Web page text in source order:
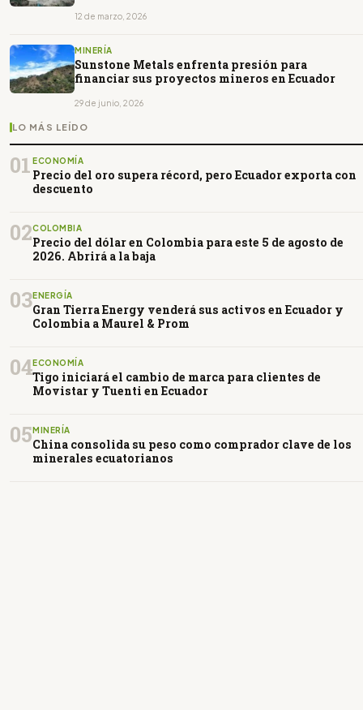
12 de marzo, 2026
MINERÍA
Sunstone Metals enfrenta presión para
financiar sus proyectos mineros en Ecuador
29 de junio, 2026
LO MÁS LEÍDO
01 ECONOMÍA
Precio del oro supera récord, pero Ecuador exporta con
descuento
02COLOMBIA
Precio del dólar en Colombia para este 5 de agosto de
2026. Abrirá a la baja
03ENERGÍA
Gran Tierra Energy venderá sus activos en Ecuador y
Colombia a Maurel & Prom
04ECONOMÍA
Tigo iniciará el cambio de marca para clientes de
Movistar y Tuenti en Ecuador
05MINERÍA
China consolida su peso como comprador clave de los
minerales ecuatorianos